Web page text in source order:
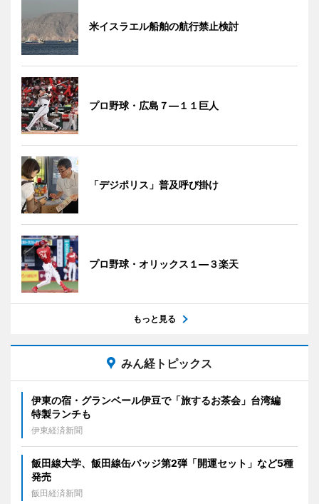
米イスラエル船舶の航行禁止検討
プロ野球・広島７―１１巨人
「デジポリス」普及呼び掛け
プロ野球・オリックス１―３楽天
もっと見る
みん経トピックス
伊東の宿・グランベール伊豆で「旅するお茶会」台湾編
特製ランチも
伊東経済新聞
飯田線大学、飯田線缶バッジ第2弾「開運セット」など5種
発売
飯田経済新聞